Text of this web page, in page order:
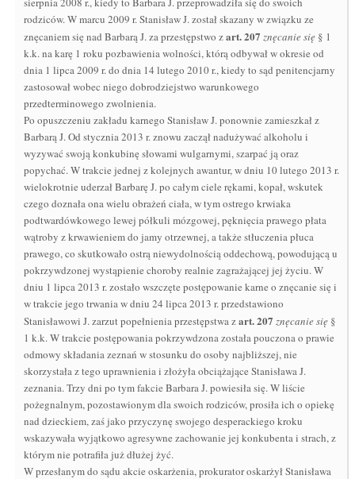
rodziców. W marcu 2009 r. Stanisław J. został skazany w związku ze
znęcaniem się nad Barbarą J. za przestępstwo zart.207 znęcanie się § 1
k.k. na karę 1 roku pozbawienia wolności, którą odbywał w okresie od
dnia 1 lipca 2009 r. do dnia 14 lutego 2010 r., kiedy to sąd penitencjarny
zastosował wobec niego dobrodziejstwo warunkowego
przedterminowego zwolnienia.
Po opuszczeniu zakładu karnego Stanisław J. ponownie zamieszkał z
Barbarą J. Od stycznia 2013 r. znowu zaczął nadużywać alkoholu i
wyzywać swoją konkubinę słowami wulgarnymi, szarpać ją oraz
popychać. W trakcie jednej z kolejnych awantur, w dniu 10 lutego 2013 r.
wielokrotnie uderzał Barbarę J. po całym ciele rękami, kopał, wskutek
czego doznała ona wielu obrażeń ciała, w tym ostrego krwiaka
podtwardówkowego lewej półkuli mózgowej, pęknięcia prawego płata
wątroby z krwawieniem do jamy otrzewnej, a także stłuczenia płuca
prawego, co skutkowało ostrą niewydolnością oddechową, powodującą u
pokrzywdzonej wystąpienie choroby realnie zagrażającej jej życiu. W
dniu 1 lipca 2013 r. zostało wszczęte postępowanie karne o znęcanie się i
w trakcie jego trwania w dniu 24 lipca 2013 r. przedstawiono
Stanisławowi J. zarzut popełnienia przestępstwa zart.207 znęcanie się §
1 k.k. W trakcie postępowania pokrzywdzona została pouczona o prawie
odmowy składania zeznań w stosunku do osoby najbliższej, nie
skorzystała z tego uprawnienia i złożyła obciążające Stanisława J.
zeznania. Trzy dni po tym fakcie Barbara J. powiesiła się. W liście
pożegnalnym, pozostawionym dla swoich rodziców, prosiła ich o opiekę
nad dzieckiem, zaś jako przyczynę swojego desperackiego kroku
wskazywała wyjątkowo agresywne zachowanie jej konkubenta i strach, z
którym nie potrafiła już dłużej żyć.
W przesłanym do sądu akcie oskarżenia, prokurator oskarżył Stanisława